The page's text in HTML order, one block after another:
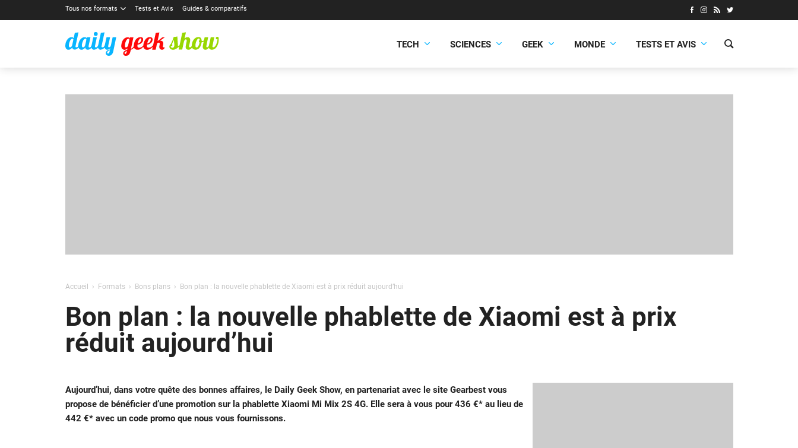
Tous nos formats Tests et Avis Guides & comparatifs
TECH SCIENCES GEEK MONDE TESTS ET AVIS
Accueil Formats Bons plans Bon plan : la nouvelle phablette de Xiaomi est à prix réduit aujourd’hui
Bon plan : la nouvelle phablette de Xiaomi est à prix
réduit aujourd’hui
Aujourd’hui, dans votre quête des bonnes affaires, le Daily Geek Show, en partenariat avec le site Gearbest vous
propose de bénéficier d’une promotion sur la phablette Xiaomi Mi Mix 2S 4G. Elle sera à vous pour 436 €* au lieu de
442 €* avec un code promo que nous vous fournissons.